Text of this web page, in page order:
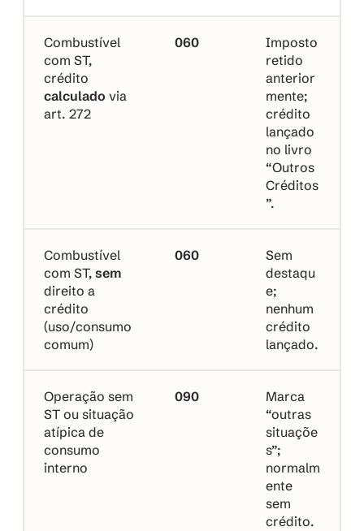
Combustível
com ST,
calculado via
art. 272
060
Imposto
retido
anterior
mente;
crédito
lançado
no livro
“Outros
Créditos
”.
Combustível
com ST, sem
direito a
crédito
(uso/consumo
comum)
060
Sem
destaqu
e;
nenhum
crédito
lançado.
Operação sem
ST ou situação
atípica de
consumo
interno
090
Marca
“outras
situaçõe
s”;
normalm
ente
sem
crédito.